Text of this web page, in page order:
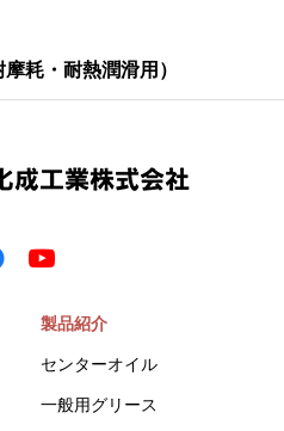
耗・耐熱潤滑用）
製品紹介
センターオイル
一般用グリース